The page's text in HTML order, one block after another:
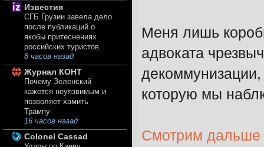
Меня лишь
адвоката
которую мы
Смотрим
Известия
СГБ Грузии завела дело
после публикаций о
якобы притеснениях
российских туристов
8 часов назад
Журнал КОНТ
Почему Зеленский
кажется неуязвимым и
позволяет хамить
Трампу
16 часов назад
Colonel Cassad